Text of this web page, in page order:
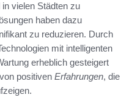
vielen Städten zu
haben dazu
zu reduzieren. Durch
mit intelligenten
erheblich gesteigert
positiven Erfahrungen, die